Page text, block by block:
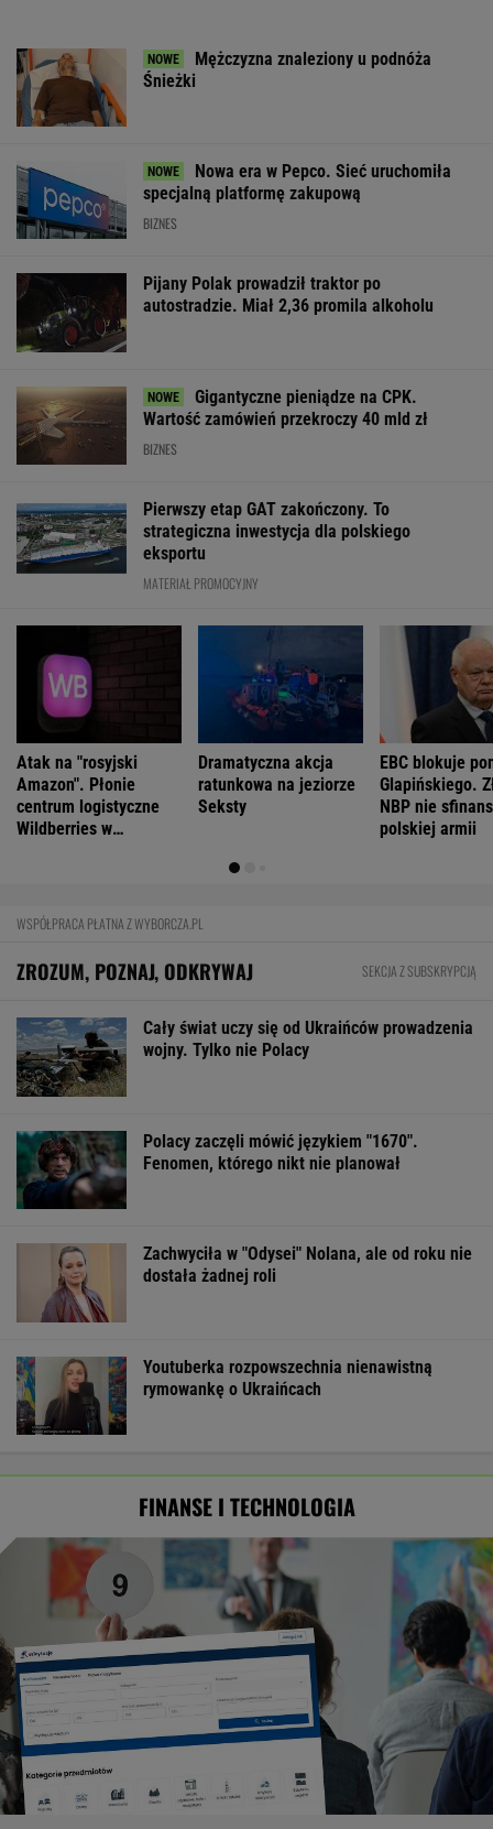
Mężczyzna znaleziony u podnóża
Śnieżki
Nowa era w Pepco. Sieć uruchomiła
specjalną platformę zakupową
BIZNES
Pijany Polak prowadził traktor po
autostradzie. Miał 2,36 promila alkoholu
Gigantyczne pieniądze na CPK.
Wartość zamówień przekroczy 40 mld zł
BIZNES
Pierwszy etap GAT zakończony. To
strategiczna inwestycja dla polskiego
eksportu
MATERIAŁ PROMOCYJNY
Atak na "rosyjski
Amazon". Płonie
centrum logistyczne
Wildberries w
Dramatyczna akcja
ratunkowa na jeziorze
Seksty
EBC blokuje
Glapińskiego.
NBP nie
polskiej armii
WSPÓŁPRACA PŁATNA Z WYBORCZA.PL
ZROZUM, POZNAJ, ODKRYWAJ SEKCJA Z SUBSKRYPCJĄ
Cały świat uczy się od Ukraińców prowadzenia
wojny. Tylko nie Polacy
Polacy zaczęli mówić językiem "1670".
Fenomen, którego nikt nie planował
Zachwyciła w "Odysei" Nolana, ale od roku nie
dostała żadnej roli
Youtuberka rozpowszechnia nienawistną
rymowankę o Ukraińcach
FINANSE I TECHNOLOGIA